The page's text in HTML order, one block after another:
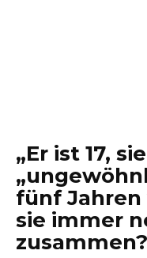
„Er ist 17,
fünf Jahren
sie immer
zusammen?